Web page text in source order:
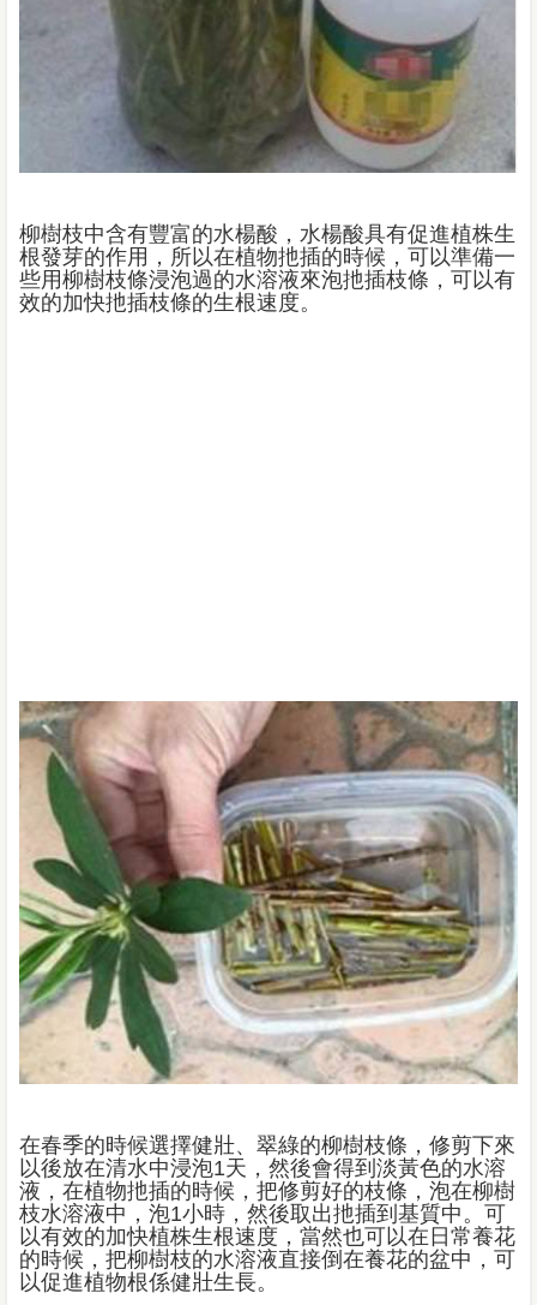
柳樹枝中含有豐富的水楊酸，水楊酸具有促進植株生
根發芽的作用，所以在植物扡插的時候，可以準備一
些用柳樹枝條浸泡過的水溶液來泡扡插枝條，可以有
效的加快扡插枝條的生根速度。
在春季的時候選擇健壯、翠綠的柳樹枝條，修剪下來
以後放在清水中浸泡1天，然後會得到淡黃色的水溶
液，在植物扡插的時候，把修剪好的枝條，泡在柳樹
枝水溶液中，泡1小時，然後取出扡插到基質中。可
以有效的加快植株生根速度，當然也可以在日常養花
的時候，把柳樹枝的水溶液直接倒在養花的盆中，可
以促進植物根係健壯生長。